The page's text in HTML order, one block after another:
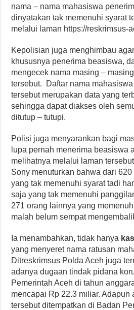
nama – nama mahasiswa
dinyatakan tak memenuhi syarat
melalui laman https://reskrimsus-
Kepolisian juga menghimbau
khususnya penerima beasiswa,
mengecek nama masing –
tersebut. Daftar nama
tersebut merupakan data yang
sehingga dapat diakses oleh
ditutup – tutupi.
Polisi juga menyarankan bagi
lupa pernah menerima beasiswa
melihatnya melalui laman
Sony menuturkan bahwa dari
yang tak memenuhi syarat tadi
saja yang tak memenuhi
271 orang lainnya yang
malah belum sempat
Ia menambahkan, tidak hanya
yang menyeret nama ratusan
Ditreskrimsus Polda Aceh juga
adanya dugaan tindak pidana
Pemerintah Aceh di tahun
mencapai Rp 22.3 miliar. Adapun
tersebut ditempatkan di Badan